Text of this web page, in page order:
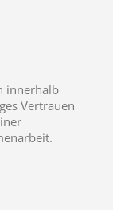
innerhalb
Vertrauen